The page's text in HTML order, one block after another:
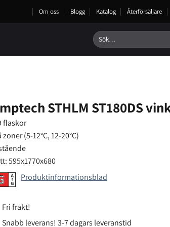
Om oss Blogg Katalog Återförsäljare
Sök
efter:
STHLM ST180DS
flaskor
zoner (5-12°C, 12-20°C)
595x1770x680
Produktinformationsblad
Fri frakt!
Snabb leverans! 3-7 dagars leveranstid